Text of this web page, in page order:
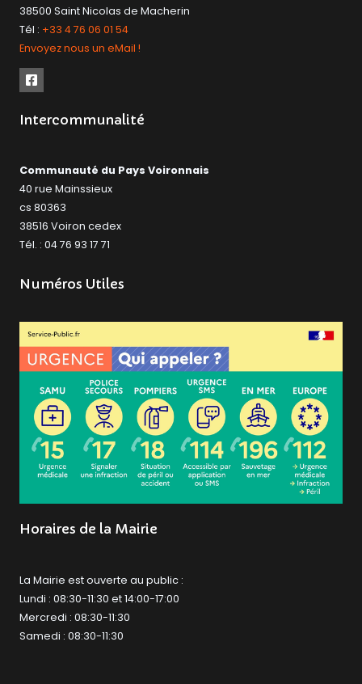
38500 Saint Nicolas de Macherin
Tél : +33 4 76 06 01 54
Envoyez nous un eMail !
Intercommunalité
Communauté du Pays Voironnais
40 rue Mainssieux
cs 80363
38516 Voiron cedex
Tél. : 04 76 93 17 71
Numéros Utiles
Horaires de la Mairie
La Mairie est ouverte au public :
Lundi : 08:30-11:30 et 14:00-17:00
Mercredi : 08:30-11:30
Samedi : 08:30-11:30